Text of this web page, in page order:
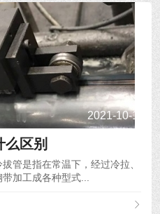
2021-10-15
么区别
管是指在常温下，经过冷拉、
加工成各种型式...